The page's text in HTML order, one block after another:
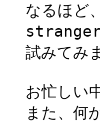
なるほど
stranger
試みてみ
お忙しい
また、何